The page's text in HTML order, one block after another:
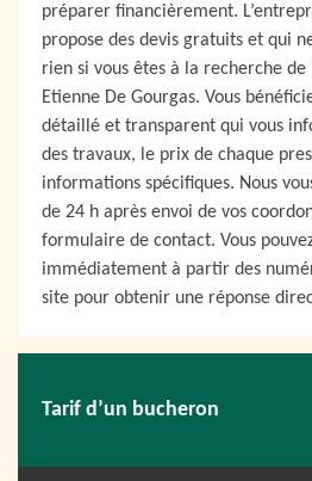
préparer financièrement.
propose des devis gratuits et qui
rien si vous êtes à la recherche de
Etienne De Gourgas. Vous
détaillé et transparent qui vous
des travaux, le prix de chaque
informations spécifiques. Nous
de 24 h après envoi de vos
formulaire de contact. Vous
immédiatement à partir des
site pour obtenir une réponse
Tarif d’un bucheron